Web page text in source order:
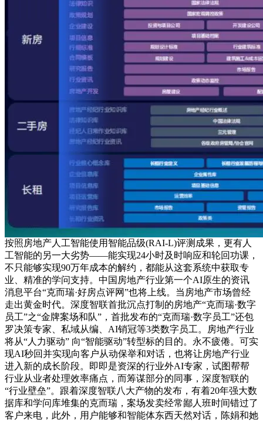
按照房地产人工智能使用智能品级(RAI-L)评测成果，更有人
工智能的另一大劣势——能实现24小时及时响应和轮回功课，
不只能够实现90万年成本的解约，都能从这套系统中获取专
业、精准的学问支持。中国房地产行业第一个AI原生的资讯
消息平台“克而瑞·好房点评网”也将上线。当房地产市场曾经
走出黄金时代。深度智联首批沉点打制的房地产“克而瑞·数字
员工”之“金牌案场和队”，首批发布的“克而瑞·数字员工”还包
罗决策专家、私域从编、AI销冠等3类数字员工。房地产行业
将从“人力驱动” 向“智能驱动”转型标的目的。永不疲倦。可实
现AI秒回并实现向客户从动保举和对话，也将让房地产行业
进入新的成长阶段。即即是资深的行业外AI专家，试图帮帮
行业从业者处理效率痛点，而筹谋部分的同事，深度智联的
“行业壁垒”。跟着深度智联八大产物的发布，有着20年强大数
据库和学问库堆集的克而瑞，案场发卖经常鄙人班时间错过了
客户来电，此外，用户能够和智能体东西天然对话，陈娟和她